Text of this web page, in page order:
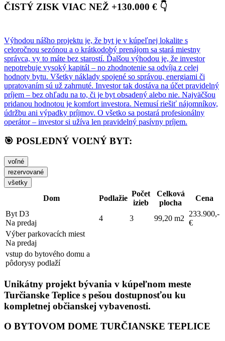
ČISTÝ ZISK VIAC NEŽ +130.000 € 👇
Výhodou nášho projektu je, že byt je v kúpeľnej lokalite s
celoročnou sezónou a o krátkodobý prenájom sa stará miestny
správca, vy to máte bez starostí. Ďalšou výhodou je, že investor
nepotrebuje vysoký kapitál – no zhodnotenie sa odvíja z celej
hodnoty bytu. Všetky náklady spojené so správou, energiami či
upratovaním sú už zahrnuté. Investor tak dostáva na účet pravidelný
príjem – bez ohľadu na to, či je byt obsadený alebo nie. Najväčšou
pridanou hodnotou je komfort investora. Nemusí riešiť nájomníkov,
údržbu ani výpadky príjmov. O všetko sa postará profesionálny
operátor – investor si užíva len pravidelný pasívny príjem.
🎯 POSLEDNÝ VOĽNÝ BYT:
voľné
rezervované
všetky
Dom Podlažie
Počet
izieb
Celková
plocha
Cena
Byt D3
Na predaj
4 3 99,20 m2
233.900,-
€
Výber parkovacích miest
Na predaj
vstup do bytového domu a
pôdorysy podlaží
Unikátny projekt bývania v kúpeľnom meste
Turčianske Teplice s pešou dostupnosťou ku
kompletnej občianskej vybavenosti.
O BYTOVOM DOME TURČIANSKE TEPLICE